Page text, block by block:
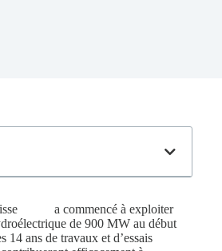
a commencé à exploiter
de 900 MW au début
14 ans de travaux et d’essais